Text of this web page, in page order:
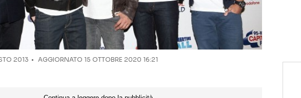
2013 AGGIORNATO 15 OTTOBRE 2020 16:21